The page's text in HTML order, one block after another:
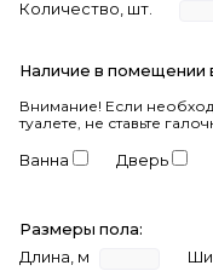
Количество, шт.
Наличие в помещении
Внимание! Если
туалете, не ставьте
Ванна Дверь
Размеры пола:
Длина, м